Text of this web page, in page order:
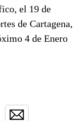
el 19 de
de Cartagena,
4 de Enero